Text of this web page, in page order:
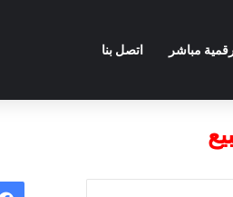
مباشر اتصل بنا